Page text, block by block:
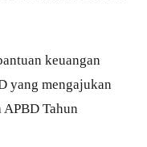
keuangan
yang mengajukan
APBD Tahun